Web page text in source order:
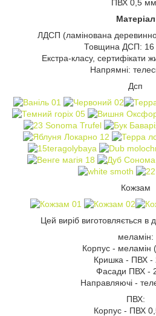
ПВХ 0,5
Матеріал
ЛДСП (ламінована
Товщина ДСП: 16
Екстра-класу, сертифікати
Напрямні:
Дсп
Кожзам
Цей виріб виготовляється в
меламін:
Корпус - меламін
Кришка - ПВХ -
Фасади ПВХ -
Направляючі -
ПВХ:
Корпус - ПВХ